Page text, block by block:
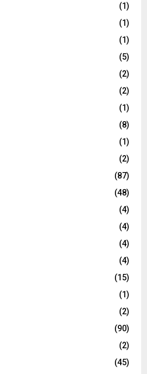
(1)
(1)
(1)
(5)
(2)
(2)
(1)
(8)
(1)
(2)
(87)
(48)
(4)
(4)
(4)
(4)
(15)
(1)
(2)
(90)
(2)
(45)